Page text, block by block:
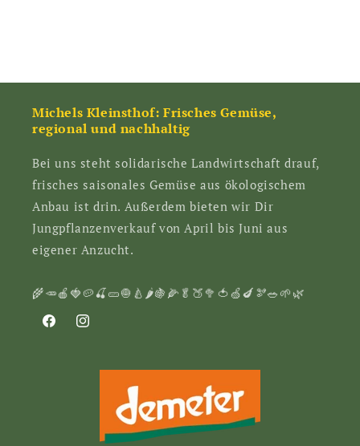
Michels Kleinsthof: Frisches Gemüse,
regional und nachhaltig
Bei uns steht solidarische Landwirtschaft drauf,
frisches saisonales Gemüse aus ökologischem
Anbau ist drin. Außerdem bieten wir Dir
Jungpflanzenverkauf von April bis Juni aus
eigener Anzucht.
🌾🥕🍎🍓🥔🍒🥒🧅🍐🌶🍇🌽🥬🍑🥦🍅🍏🍆🫘🥗🌱🌿
FacebookInstagram